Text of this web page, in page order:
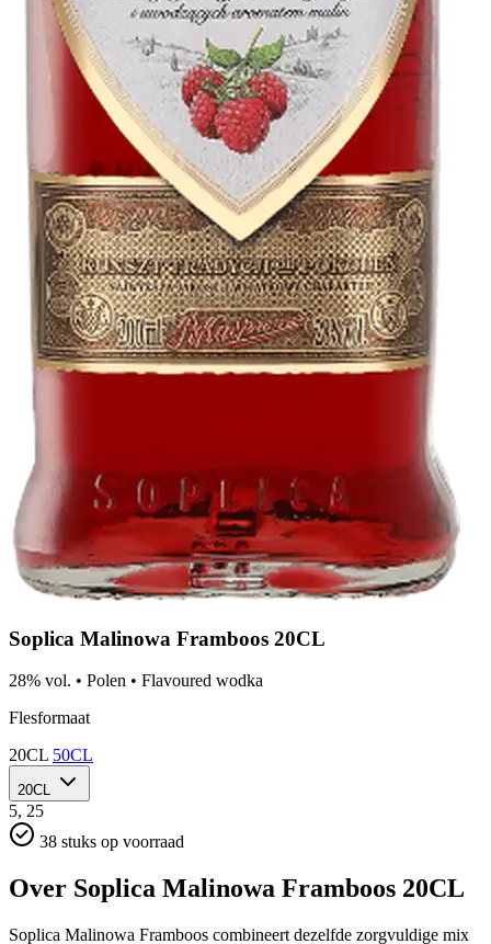
Soplica Malinowa Framboos 20CL
28% vol. • Polen • Flavoured wodka
Flesformaat
20CL 50CL
20CL
5, 25
38 stuks op voorraad
Over Soplica Malinowa Framboos 20CL
Soplica Malinowa Framboos combineert dezelfde zorgvuldige mix